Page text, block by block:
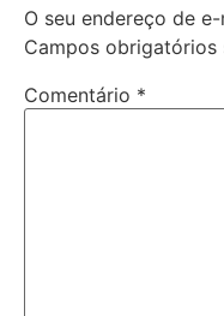
O seu endereço de
Campos obrigatórios
Comentário *